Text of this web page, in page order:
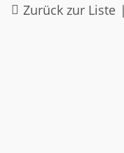
Zurück zur Liste